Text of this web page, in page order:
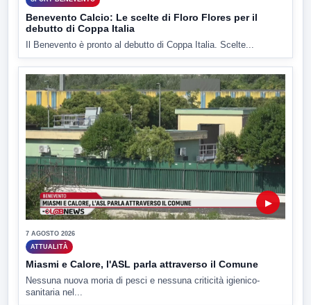
Benevento Calcio: Le scelte di Floro Flores per il
debutto di Coppa Italia
Il Benevento è pronto al debutto di Coppa Italia. Scelte...
▶
7 AGOSTO 2026
ATTUALITÀ
Miasmi e Calore, l'ASL parla attraverso il Comune
Nessuna nuova moria di pesci e nessuna criticità igienico-
sanitaria nel...